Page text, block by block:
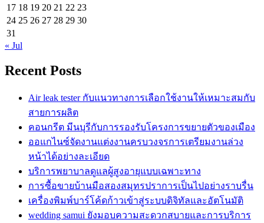
17 18 19 20 21 22 23
24 25 26 27 28 29 30
31
« Jul
Recent Posts
Air leak tester กับแนวทางการเลือกใช้งานให้เหมาะสมกับ
สายการผลิต
คอนกรีต มีนบุรีกับการรองรับโครงการขยายตัวของเมือง
ออแกไนซ์จัดงานแต่งงานครบวงจรการเตรียมงานล่วง
หน้าได้อย่างละเอียด
บริการพยาบาลดูแลผู้สูงอายุแบบเฉพาะทาง
การซื้อขายบ้านมือสองสมุทรปราการเป็นไปอย่างราบรื่น
เครื่องพิมพ์บาร์โค้ดก้าวเข้าสู่ระบบดิจิทัลและอัตโนมัติ
wedding samui ยังมอบความสะดวกสบายและการบริการ